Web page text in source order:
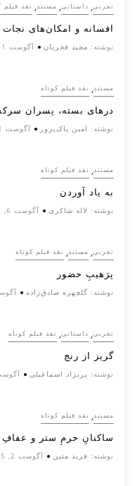
تجربی, داستانی, مستند, نقد فیلم
افسانه‌ و امکان‌های نجات
نوشته: مجید فخریان آگوست 11, 2025
مستند, نقد فیلم کوتاه
درهای بسته، پسران
نوشته: امین پاک‌پرور آگوست 11, 2025
مستند, نقد فیلم کوتاه
به یاد آوردن
نوشته: لاله شاکری آگوست 6, 2025
تجربی, مستند, نقد فیلم کوتاه
پرَهیب‌ِ حضور
نوشته: گلچهره صادق‌زاده آگوست
تجربی, داستانی, نقد فیلم کوتاه
گریز از رنج
نوشته: پریزاد اسماعیلی آگوست 4,
مستند, نقد فیلم کوتاه
ساکنانِ حرمِ ستر و
نوشته: فرید متین آگوست 2, 2025